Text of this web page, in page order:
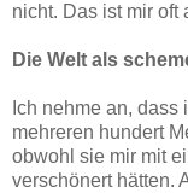
nicht. Das ist mir oft
Die Welt als
Ich nehme an,
mehreren hundert
obwohl sie mir mit
verschönert hätten.